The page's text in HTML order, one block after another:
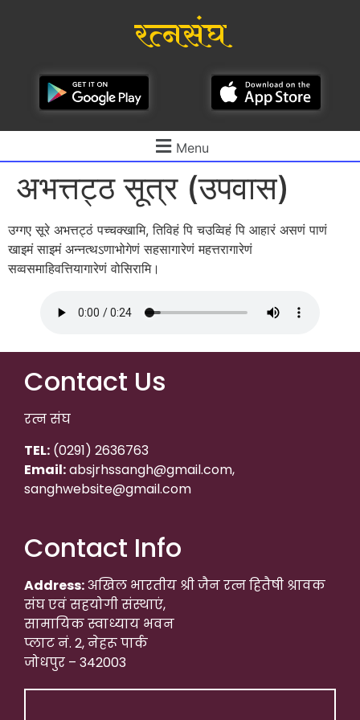
रत्नसंघ
Menu
अभत्तट्ठ सूत्र (उपवास)
उग्गए सूरे अभत्तट्ठं पच्चक्खामि, तिविहं पि चउव्विहं पि आहारं असणं पाणं
खाइमं साइमं अन्नत्थऽणाभोगेणं सहसागारेणं महत्तरागारेणं
सव्वसमाहिवत्तियागारेणं वोसिरामि।
Contact Us
रत्न संघ
TEL: (0291) 2636763
Email:absjrhssangh@gmail.com,
sanghwebsite@gmail.com
Contact Info
Address:अखिल भारतीय श्री जैन रत्न हितैषी श्रावक
संघ एवं सहयोगी संस्थाएं,
सामायिक स्वाध्याय भवन
प्लाट नं. 2, नेहरू पार्क
जोधपुर – 342003